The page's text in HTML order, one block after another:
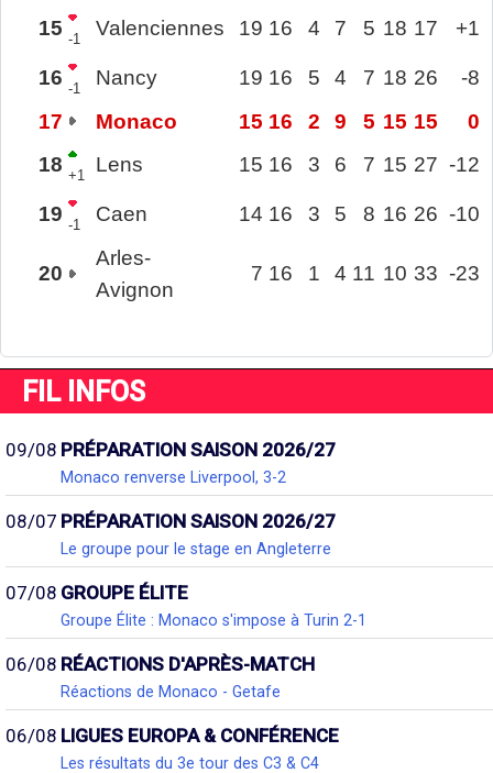
15 -1 Valenciennes 19 16 4 7 5 18 17 +1
16 -1 Nancy 19 16 5 4 7 18 26
-8
17
Monaco 15 16 2 9 5 15 15
0
18 +1 Lens 15 16 3 6 7 15 27 -12
19 -1 Caen 14 16 3 5 8 16 26 -10
20
Arles-
Avignon
7 16 1 4 11 10 33 -23
FIL INFOS
09/08 PRÉPARATION SAISON 2026/27
Monaco renverse Liverpool, 3-2
08/07 PRÉPARATION SAISON 2026/27
Le groupe pour le stage en Angleterre
07/08 GROUPE ÉLITE
Groupe Élite : Monaco s'impose à Turin 2-1
06/08 RÉACTIONS D'APRÈS-MATCH
Réactions de Monaco - Getafe
06/08 LIGUES EUROPA & CONFÉRENCE
Les résultats du 3e tour des C3 & C4